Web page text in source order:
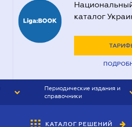
каталог
Периодические издания и
справочники
КАТАЛОГ РЕШЕНИЙ